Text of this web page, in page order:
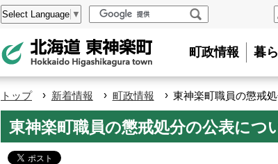
設
Select Language ▼
索
町政情報 暮
トップ › 新着情報 › 町政情報 › 東神楽町職員の懲戒
東神楽町職員の懲戒処分の公表につ
ペ
ー
ジ